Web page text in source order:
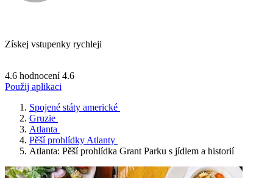
Získej vstupenky rychleji
4.6 hodnocení 4.6
Použij aplikaci
Spojené státy americké
Gruzie
Atlanta
Pěší prohlídky Atlanty
Atlanta: Pěší prohlídka Grant Parku s jídlem a historií